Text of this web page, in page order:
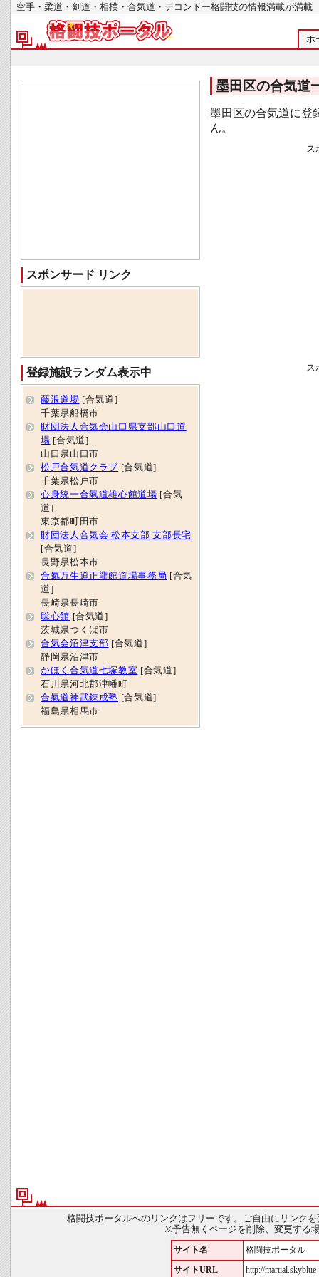
空手・柔道・剣道・相撲・合気道・テコンドー格闘技の情報満載が
ホ
墨田区の合気道
墨田区の合気道に登
ん。
ス
ス
スポンサード リンク
登録施設ランダム表示中
藤浪道場 [合気道]
千葉県船橋市
財団法人合気会山口県支部山口道
場 [合気道]
山口県山口市
松戸合気道クラブ [合気道]
千葉県松戸市
心身統一合氣道雄心館道場 [合気
道]
東京都町田市
財団法人合気会 松本支部 支部長宅
[合気道]
長野県松本市
合氣万生道正龍館道場事務局 [合気
道]
長崎県長崎市
聡心館 [合気道]
茨城県つくば市
合気会沼津支部 [合気道]
静岡県沼津市
かほく合気道七塚教室 [合気道]
石川県河北郡津幡町
合氣道神武錬成塾 [合気道]
福島県相馬市
格闘技ポータルへのリンクはフリーです。ご自由にリンク
※予告無くページを削除、変更する
サイト名 格闘技ポータル
サイトURL http://